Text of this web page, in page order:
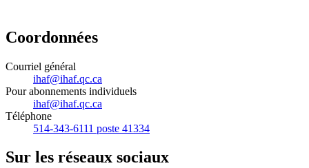
Coordonnées
Courriel général
ihaf@ihaf.qc.ca
Pour abonnements individuels
ihaf@ihaf.qc.ca
Téléphone
514-343-6111 poste 41334
Sur les réseaux sociaux